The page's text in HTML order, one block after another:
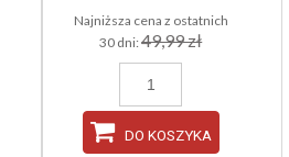
Najniższa cena z ostatnich
30 dni:49,99 zł
DO KOSZYKA